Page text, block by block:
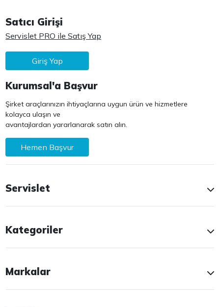
Satıcı Girişi
Servislet PRO ile Satış Yap
Giriş Yap
Kurumsal'a Başvur
Şirket araçlarınızın ihtiyaçlarına uygun ürün ve hizmetlere
kolayca ulaşın ve
avantajlardan yararlanarak satın alın.
Hemen Başvur
Servislet
Kategoriler
Markalar